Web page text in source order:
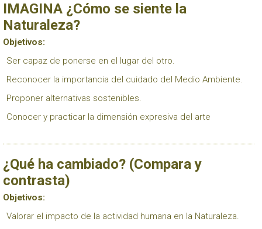
IMAGINA ¿Cómo se siente la
Naturaleza?
Objetivos:
Ser capaz de ponerse en el lugar del otro.
Reconocer la importancia del cuidado del Medio Ambiente.
Proponer alternativas sostenibles.
Conocer y practicar la dimensión expresiva del arte
¿Qué ha cambiado? (Compara y
contrasta)
Objetivos:
Valorar el impacto de la actividad humana en la Naturaleza.